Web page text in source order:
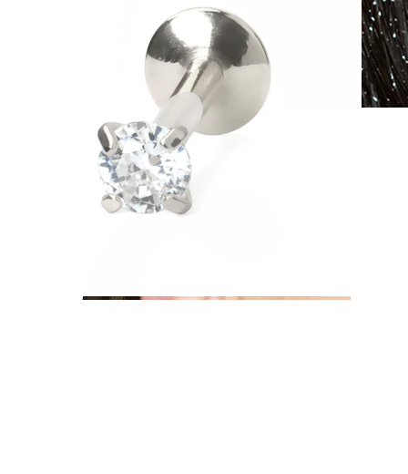
Waterbestendig
Oor piercings